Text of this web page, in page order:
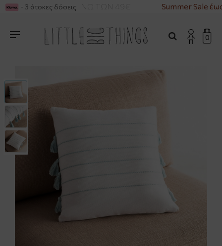
ΓΙΑ ΑΓΟΡΕΣ ΑΝΩ ΤΩΝ 49€ Summer Sale
- 3 άτοκες δόσεις
0